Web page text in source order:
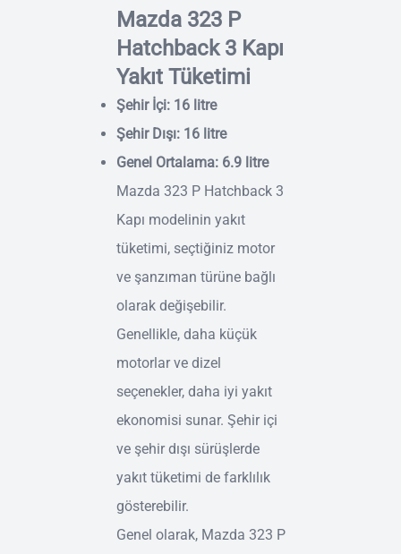
Mazda 323 P
Hatchback 3 Kapı
Yakıt Tüketimi
Şehir İçi: 16 litre
Şehir Dışı: 16 litre
Genel Ortalama: 6.9 litre
Mazda 323 P Hatchback 3
Kapı modelinin yakıt
tüketimi, seçtiğiniz motor
ve şanzıman türüne bağlı
olarak değişebilir.
Genellikle, daha küçük
motorlar ve dizel
seçenekler, daha iyi yakıt
ekonomisi sunar. Şehir içi
ve şehir dışı sürüşlerde
yakıt tüketimi de farklılık
gösterebilir.
Genel olarak, Mazda 323 P